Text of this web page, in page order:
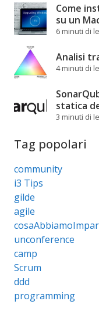
Come
su un
6 minuti di
Analisi
4 minuti di
statica
3 minuti di
Tag popolari
community
i3 Tips
gilde
agile
unconference
camp
Scrum
ddd
programming